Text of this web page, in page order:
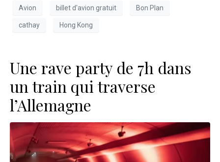
Avion billet d'avion gratuit Bon Plan
cathay Hong Kong
Une rave party de 7h dans
un train qui traverse
l’Allemagne